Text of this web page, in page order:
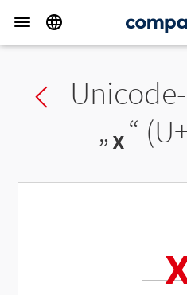
Previous char
„ₓ“